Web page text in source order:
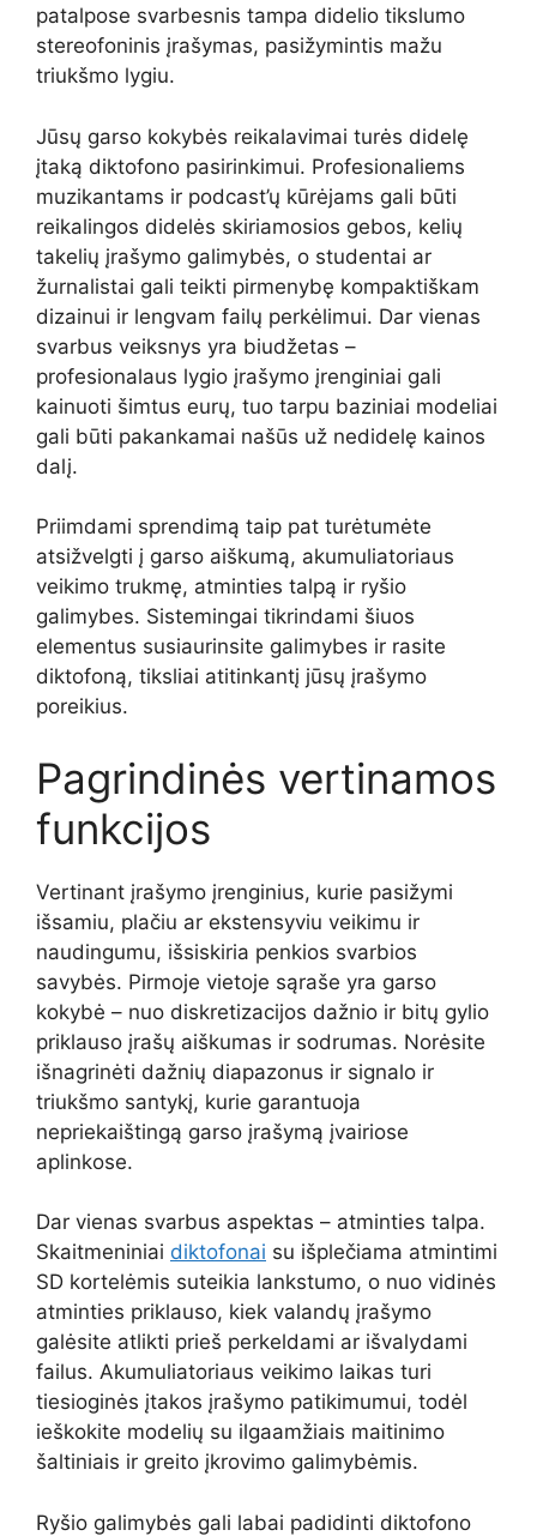
patalpose svarbesnis tampa didelio tikslumo
stereofoninis įrašymas, pasižymintis mažu
triukšmo lygiu.
Jūsų garso kokybės reikalavimai turės didelę
įtaką diktofono pasirinkimui. Profesionaliems
muzikantams ir podcast’ų kūrėjams gali būti
reikalingos didelės skiriamosios gebos, kelių
takelių įrašymo galimybės, o studentai ar
žurnalistai gali teikti pirmenybę kompaktiškam
dizainui ir lengvam failų perkėlimui. Dar vienas
svarbus veiksnys yra biudžetas –
profesionalaus lygio įrašymo įrenginiai gali
kainuoti šimtus eurų, tuo tarpu baziniai modeliai
gali būti pakankamai našūs už nedidelę kainos
dalį.
Priimdami sprendimą taip pat turėtumėte
atsižvelgti į garso aiškumą, akumuliatoriaus
veikimo trukmę, atminties talpą ir ryšio
galimybes. Sistemingai tikrindami šiuos
elementus susiaurinsite galimybes ir rasite
diktofoną, tiksliai atitinkantį jūsų įrašymo
poreikius.
Pagrindinės vertinamos
funkcijos
Vertinant įrašymo įrenginius, kurie pasižymi
išsamiu, plačiu ar ekstensyviu veikimu ir
naudingumu, išsiskiria penkios svarbios
savybės. Pirmoje vietoje sąraše yra garso
kokybė – nuo diskretizacijos dažnio ir bitų gylio
priklauso įrašų aiškumas ir sodrumas. Norėsite
išnagrinėti dažnių diapazonus ir signalo ir
triukšmo santykį, kurie garantuoja
nepriekaištingą garso įrašymą įvairiose
aplinkose.
Dar vienas svarbus aspektas – atminties talpa.
Skaitmeniniai diktofonai su išplečiama atmintimi
SD kortelėmis suteikia lankstumo, o nuo vidinės
atminties priklauso, kiek valandų įrašymo
galėsite atlikti prieš perkeldami ar išvalydami
failus. Akumuliatoriaus veikimo laikas turi
tiesioginės įtakos įrašymo patikimumui, todėl
ieškokite modelių su ilgaamžiais maitinimo
šaltiniais ir greito įkrovimo galimybėmis.
Ryšio galimybės gali labai padidinti diktofono